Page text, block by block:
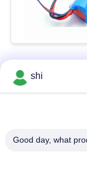
shi
Good day, what